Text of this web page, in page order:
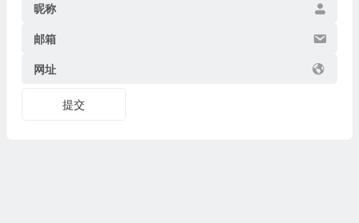
昵称
邮箱
网址
提交